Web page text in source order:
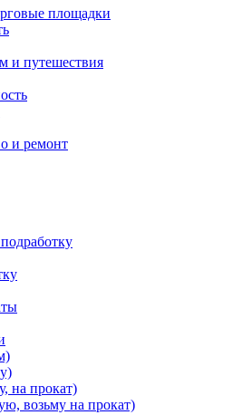
площадки
и путешествия
и ремонт
на прокат)
возьму на прокат)